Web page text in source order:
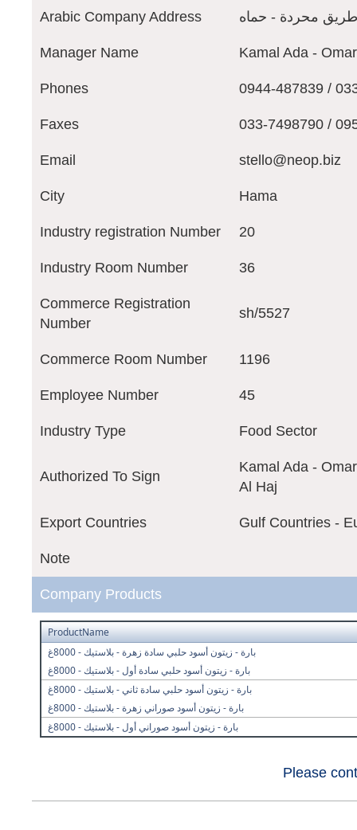
Arabic Company Address محردة - حماه
Manager Name Kamal Ada -
Phones 0944-487839 /
Faxes 033-7498790 /
Email stello@neop.biz
City Hama
Industry registration Number 20
Industry Room Number 36
Commerce Registration
Number
sh/5527
Commerce Room Number 1196
Employee Number 45
Industry Type Food Sector
Authorized To Sign
Kamal Ada -
Al Haj
Export Countries Gulf Countries -
Note
Company Products
ProductName
بارة - زيتون أسود حلبي سادة زهرة - بلاستيك - 8000غ
بارة - زيتون أسود حلبي سادة أول - بلاستيك - 8000غ
بارة - زيتون أسود حلبي سادة ثاني - بلاستيك - 8000غ
بارة - زيتون أسود صوراني زهرة - بلاستيك - 8000غ
بارة - زيتون أسود صوراني أول - بلاستيك - 8000غ
Please